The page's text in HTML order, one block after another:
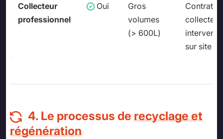
Collecteur
professionnel
Oui
Gros
volumes
(> 600L)
Contrat
collecte,
sur site
4. Le processus de recyclage et
régénération